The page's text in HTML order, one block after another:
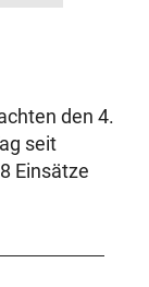
den 4.
seit
Einsätze